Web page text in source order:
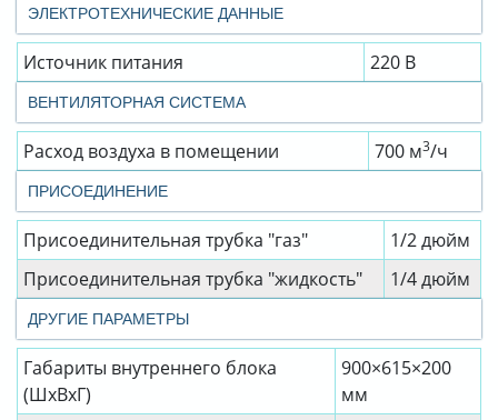
ЭЛЕКТРОТЕХНИЧЕСКИЕ ДАННЫЕ
Источник питания 220 В
ВЕНТИЛЯТОРНАЯ СИСТЕМА
Расход воздуха в помещении 700 м3/ч
ПРИСОЕДИНЕНИЕ
Присоединительная трубка "газ"
1/2 дюйм
Присоединительная трубка "жидкость"
1/4 дюйм
ДРУГИЕ ПАРАМЕТРЫ
Габариты внутреннего блока
(ШхВхГ)
900×615×200
мм